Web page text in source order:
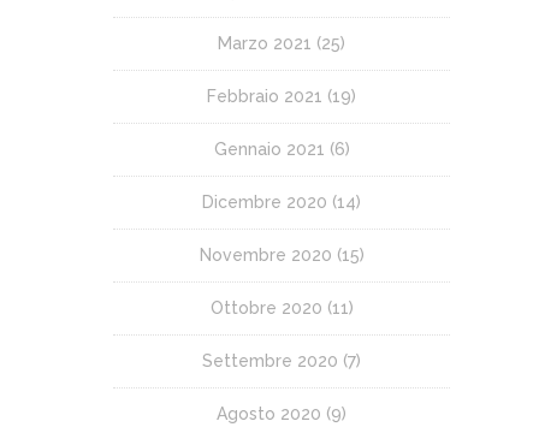
Marzo 2021 (25)
Febbraio 2021 (19)
Gennaio 2021 (6)
Dicembre 2020 (14)
Novembre 2020 (15)
Ottobre 2020 (11)
Settembre 2020 (7)
Agosto 2020 (9)